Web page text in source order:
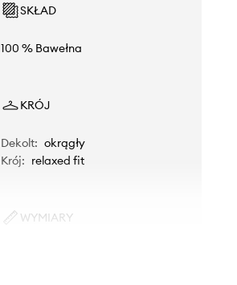
SKŁAD
100 % Bawełna
KRÓJ
Dekolt: okrągły
Krój: relaxed fit
WYMIARY